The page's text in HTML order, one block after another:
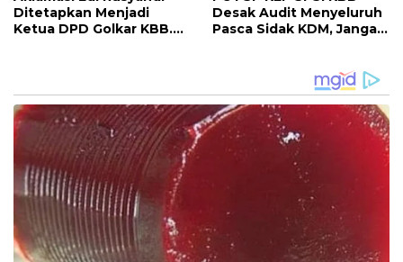
Ditetapkan Menjadi
Ketua DPD Golkar KBB.
Desak Audit Menyeluruh
Pasca Sidak KDM, Jangan
Ketenagakerjaan”